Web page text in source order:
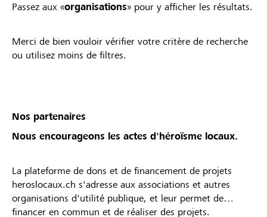
Passez aux «organisations» pour y afficher les résultats.
Merci de bien vouloir vérifier votre critère de recherche
ou utilisez moins de filtres.
Nos partenaires
Nous encourageons les actes d'héroïsme locaux.
La plateforme de dons et de financement de projets
heroslocaux.ch s'adresse aux associations et autres
organisations d'utilité publique, et leur permet de
financer en commun et de réaliser des projets.